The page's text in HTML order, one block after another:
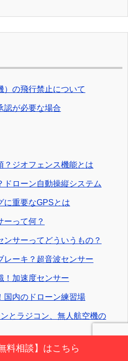
）の飛行禁止について
認が必要な場合
？ジオフェンス機能とは
ドローン自動操縦システム
に重要なGPSとは
ーって何？
ンサーってどういうもの？
レーキ？超音波センサー
！加速度センサー
国内のドローン練習場
とラジコン、無人航空機の
チェック！プロポはモード
料相談】はこちら